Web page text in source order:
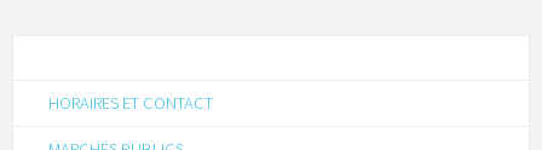
HORAIRES ET CONTACT